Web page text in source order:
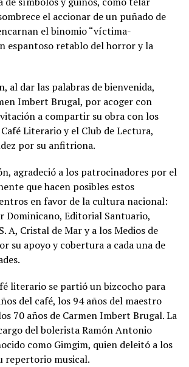
el accionar de un puñado de
el binomio “víctima-
espantoso retablo del horror y la
al dar las palabras de bienvenida,
Imbert Brugal, por acoger con
a compartir su obra con los
Literario y el Club de Lectura,
por su anfitriona.
agradeció a los patrocinadores por el
que hacen posibles estos
en favor de la cultura nacional:
Dominicano, Editorial Santuario,
A, Cristal de Mar y a los Medios de
su apoyo y cobertura a cada una de
literario se partió un bizcocho para
del café, los 94 años del maestro
70 años de Carmen Imbert Brugal. La
del bolerista Ramón Antonio
como Gimgim, quien deleitó a los
repertorio musical.